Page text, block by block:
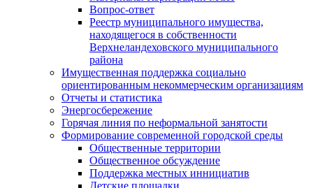
Вопрос-ответ
Реестр муниципального имущества,
находящегося в собственности
Верхнеландеховского муниципального
района
Имущественная поддержка социально
ориентированным некоммерческим организациям
Отчеты и статистика
Энергосбережение
Горячая линия по неформальной занятости
Формирование современной городской среды
Общественные территории
Общественное обсуждение
Поддержка местных иннициатив
Детские площадки